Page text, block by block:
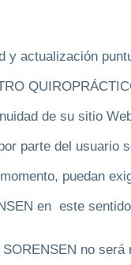
y actualización
de su sitio
parte del usuario
puedan
en este
no